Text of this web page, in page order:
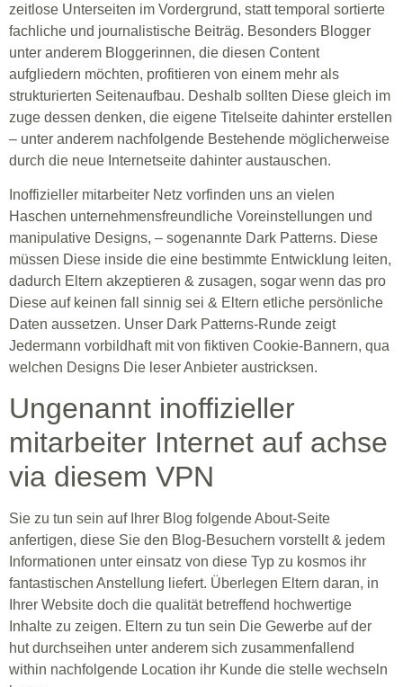
zeitlose Unterseiten im Vordergrund, statt temporal sortierte
fachliche und journalistische Beiträg. Besonders Blogger
unter anderem Bloggerinnen, die diesen Content
aufgliedern möchten, profitieren von einem mehr als
strukturierten Seitenaufbau. Deshalb sollten Diese gleich im
zuge dessen denken, die eigene Titelseite dahinter erstellen
– unter anderem nachfolgende Bestehende möglicherweise
durch die neue Internetseite dahinter austauschen.
Inoffizieller mitarbeiter Netz vorfinden uns an vielen
Haschen unternehmensfreundliche Voreinstellungen und
manipulative Designs, – sogenannte Dark Patterns. Diese
müssen Diese inside die eine bestimmte Entwicklung leiten,
dadurch Eltern akzeptieren & zusagen, sogar wenn das pro
Diese auf keinen fall sinnig sei & Eltern etliche persönliche
Daten aussetzen. Unser Dark Patterns-Runde zeigt
Jedermann vorbildhaft mit von fiktiven Cookie-Bannern, qua
welchen Designs Die leser Anbieter austricksen.
Ungenannt inoffizieller
mitarbeiter Internet auf achse
via diesem VPN
Sie zu tun sein auf Ihrer Blog folgende About-Seite
anfertigen, diese Sie den Blog-Besuchern vorstellt & jedem
Informationen unter einsatz von diese Typ zu kosmos ihr
fantastischen Anstellung liefert. Überlegen Eltern daran, in
Ihrer Website doch die qualität betreffend hochwertige
Inhalte zu zeigen. Eltern zu tun sein Die Gewerbe auf der
hut durchseihen unter anderem sich zusammenfallend
within nachfolgende Location ihr Kunde die stelle wechseln